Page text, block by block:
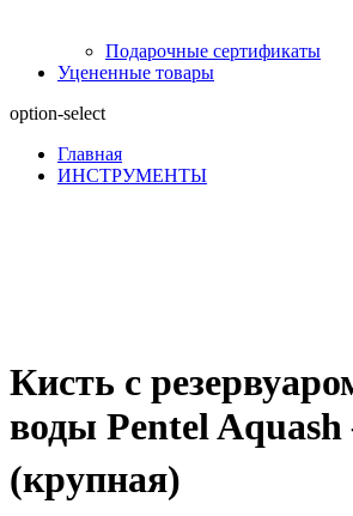
Подарочные сертификаты
Уцененные товары
option-select
Главная
ИНСТРУМЕНТЫ
Кисть с
воды Pentel
(крупная)